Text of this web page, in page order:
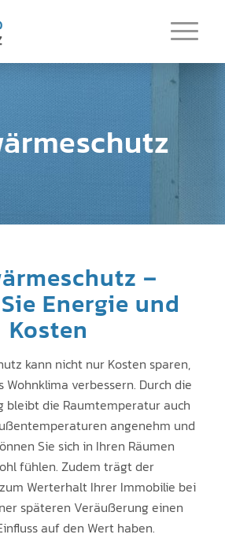
–
Energie und
Kosten
kann nicht nur Kosten sparen,
Wohnklima verbessern. Durch die
bleibt die Raumtemperatur auch
angenehm und
Sie sich in Ihren Räumen
fühlen. Zudem trägt der
Werterhalt Ihrer Immobilie bei
späteren Veräußerung einen
auf den Wert haben.